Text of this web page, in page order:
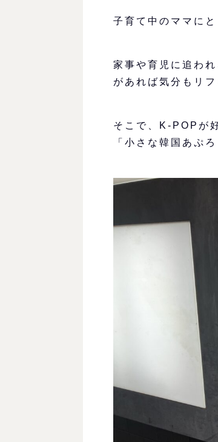
子育て中のママに
家事や育児に追わ
があれば気分もリ
そこで、K-POPが
「小さな韓国あぷ